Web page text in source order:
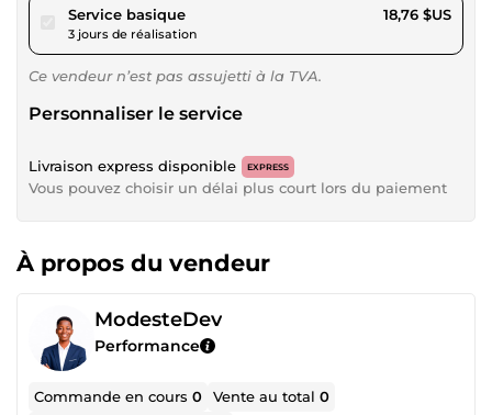
Service basiquepour 17,28 $US
3 jours de réalisation
18,76 $US
Ce vendeur n’est pas assujetti à la TVA.
Personnaliser le service
Livraison express disponible EXPRESS
Vous pouvez choisir un délai plus court lors du paiement
À propos du vendeur
ModesteDev
Performance
Commande en cours0 Vente au total0